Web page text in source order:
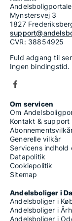
Mynstersvej 3
1827
CVR: 38854925
Fuld adgang til
Ingen bindingstid.
Om servicen
Om
Kontakt & support
Generelle vilkår
Servicens
Datapolitik
Cookiepolitik
Sitemap
Andelsboliger i
Andelsboliger i
Andelsboliger i
Andelsboliger i